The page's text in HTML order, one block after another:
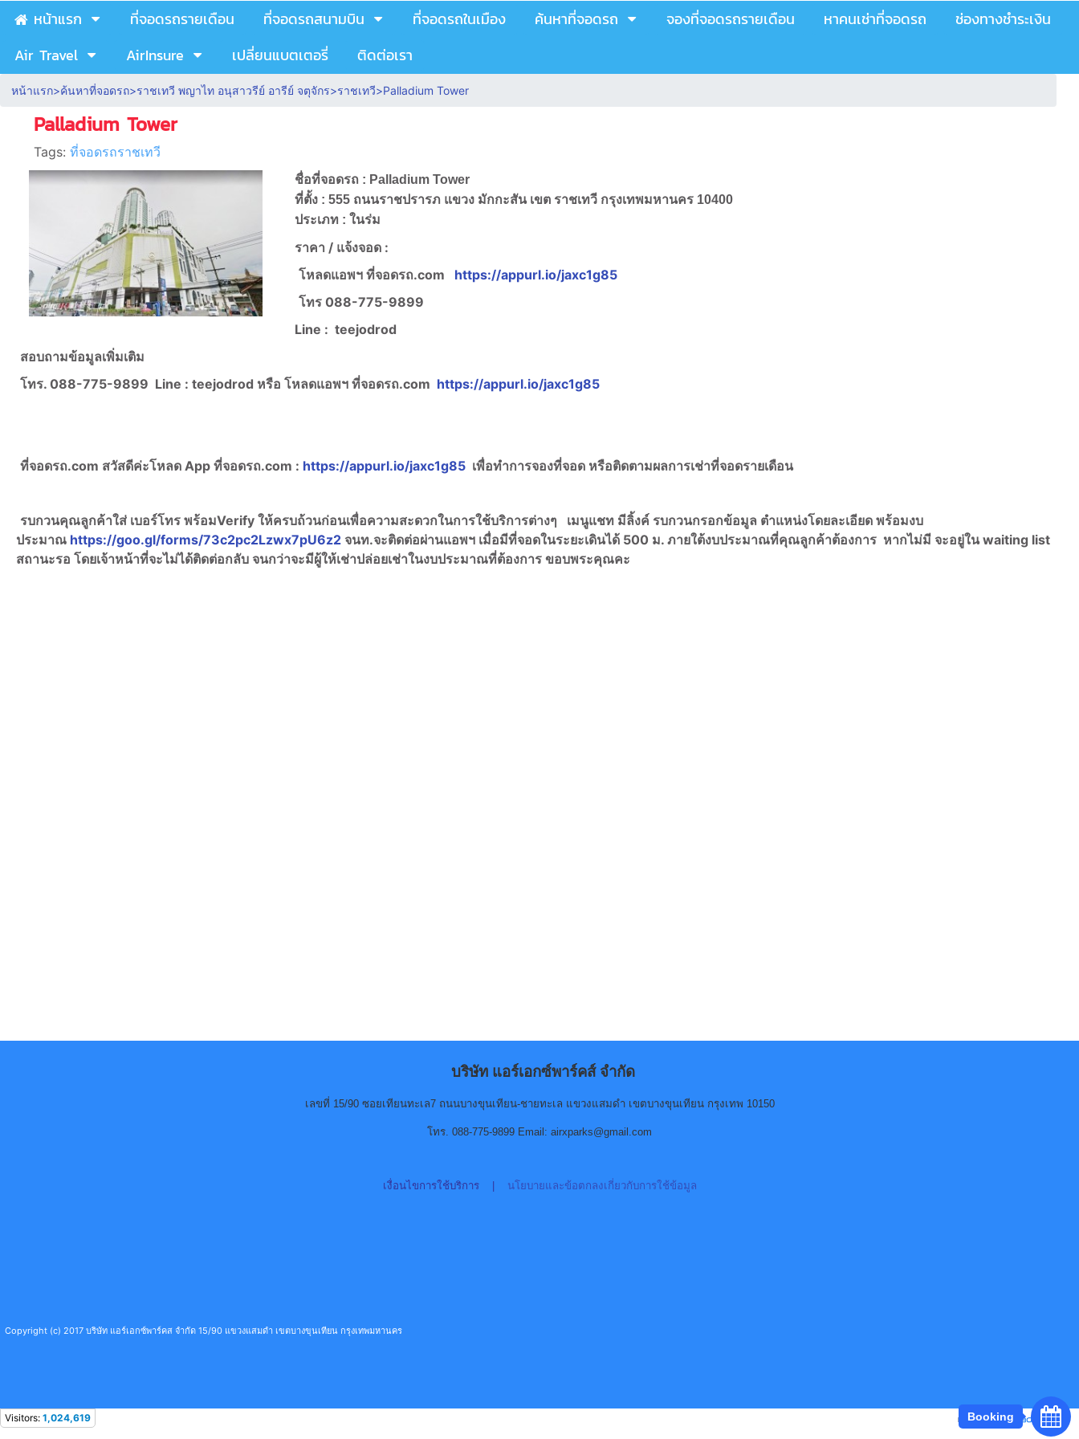
หน้าแรก ที่จอดรถรายเดือน ที่จอดรถสนามบิน ที่จอดรถในเมือง ค้นหาที่จอดรถ จองที่จอดรถรายเดือน หาคนเช่าที่จอดรถ
ช่องทางชำระเงิน
Air Travel
AirInsure เปลี่ยนแบตเตอรี่ ติดต่อเรา
หน้าแรก>ค้นหาที่จอดรถ>ราชเทวี พญาไท อนุสาวรีย์ อารีย์ จตุจักร>ราชเทวี>Palladium Tower
Palladium Tower
Tags: ที่จอดรถราชเทวี
ชื่อที่จอดรถ : Palladium Tower
ที่ตั้ง : 555 ถนนราชปรารภ แขวง มักกะสัน เขต ราชเทวี กรุงเทพมหานคร 10400
ประเภท : ในร่ม
ราคา / แจ้งจอด :
โหลดแอพฯ ที่จอดรถ.com
https://appurl.io/jaxc1g85
โทร 088-775-9899
Line :teejodrod
สอบถามข้อมูลเพิ่มเติม
โทร. 088-775-9899 Line : teejodrod หรือ โหลดแอพฯ ที่จอดรถ.com https://appurl.io/jaxc1g85
ที่จอดรถ.com สวัสดีค่ะโหลด App ที่จอดรถ.com : https://appurl.io/jaxc1g85 เพื่อทำการจองที่จอด หรือติดตามผลการเช่าที่จอดรายเดือน
รบกวนคุณลูกค้าใส่ เบอร์โทร พร้อมVerify ให้ครบถ้วนก่อนเพื่อความสะดวกในการใช้บริการต่างๆ เมนูแชท มีลิ้งค์ รบกวนกรอกข้อมูล ตำแหน่งโดยละเอียด พร้อมงบ
ประมาณ https://goo.gl/forms/73c2pc2Lzwx7pU6z2 จนท.จะติดต่อผ่านแอพฯ เมื่อมีที่จอดในระยะเดินได้ 500 ม. ภายใต้งบประมาณที่คุณลูกค้าต้องการ หากไม่มี จะอยู่ใน waiting list
สถานะรอ โดยเจ้าหน้าที่จะไม่ได้ติดต่อกลับ จนกว่าจะมีผู้ให้เช่าปล่อยเช่าในงบประมาณที่ต้องการ ขอบพระคุณคะ
บริษัท แอร์เอกซ์พาร์คส์ จำกัด
เลขที่ 15/90 ซอยเทียนทะเล7 ถนนบางขุนเทียน-ชายทะเล แขวงแสมดำ เขตบางขุนเทียน กรุงเทพ 10150
โทร. 088-775-9899 Email: airxparks@gmail.com
เงื่อนไขการใช้บริการ| นโยบายและข้อตกลงเกี่ยวกับการใช้ข้อมูล
Copyright (c) 2017 บริษัท แอร์เอกซ์พาร์คส จำกัด 15/90 แขวงแสมดำ เขตบางขุนเทียน กรุงเทพมหานคร
Visitors: 1,024,619 Booking